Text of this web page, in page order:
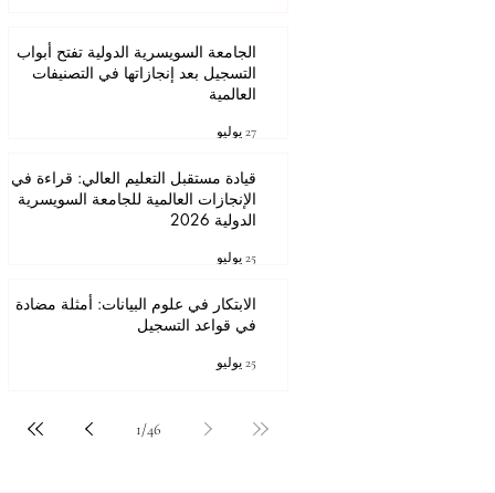
الجامعة السويسرية الدولية تفتح أبواب
التسجيل بعد إنجازاتها في التصنيفات
العالمية
27 يوليو
قيادة مستقبل التعليم العالي: قراءة في
الإنجازات العالمية للجامعة السويسرية
الدولية 2026
25 يوليو
الابتكار في علوم البيانات: أمثلة مضادة
في قواعد التسجيل
25 يوليو
1/46